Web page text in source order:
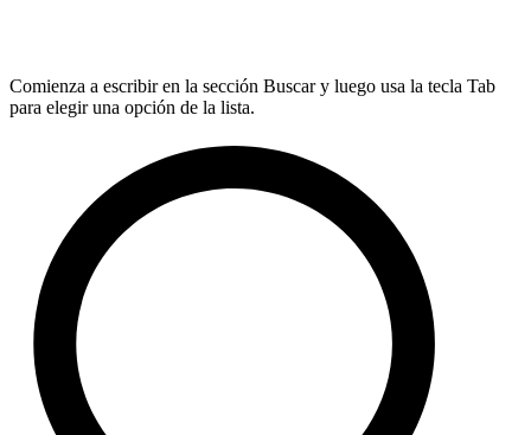
Comienza a escribir en la sección Buscar y luego usa la tecla Tab
para elegir una opción de la lista.